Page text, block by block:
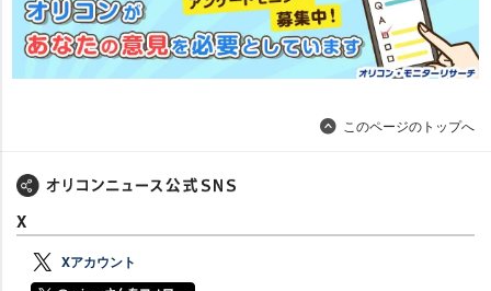
このページのトップへ
X
Xアカウント